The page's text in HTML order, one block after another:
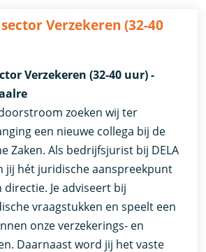
Verzekeren (32-40
Verzekeren (32-40 uur) -
zoeken wij ter
een nieuwe collega bij de
Zaken. Als bedrijfsjurist bij DELA
jij hét juridische aanspreekpunt
Je adviseert bij
vraagstukken en speelt een
onze verzekerings- en
Daarnaast word jij het vaste